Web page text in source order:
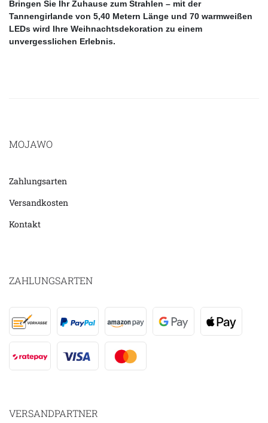
Bringen Sie Ihr Zuhause zum Strahlen – mit der
Tannengirlande von 5,40 Metern Länge und 70 warmweißen
LEDs wird Ihre Weihnachtsdekoration zu einem
unvergesslichen Erlebnis.
MOJAWO
Zahlungsarten
Versandkosten
Kontakt
ZAHLUNGSARTEN
VERSANDPARTNER